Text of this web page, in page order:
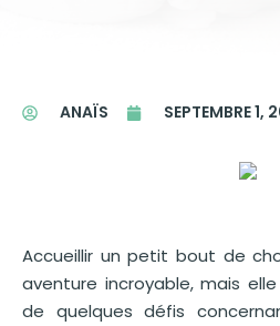
ANAÏS SEPTEMBRE 1,
Accueillir un petit bout de
aventure incroyable, mais
de quelques défis